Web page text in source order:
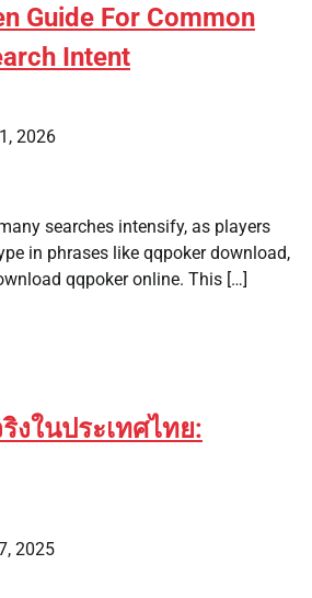
Guide For Common
Intent
2026
searches intensify, as players
in phrases like qqpoker download,
qqpoker online. This […]
งในประเทศไทย:
2025